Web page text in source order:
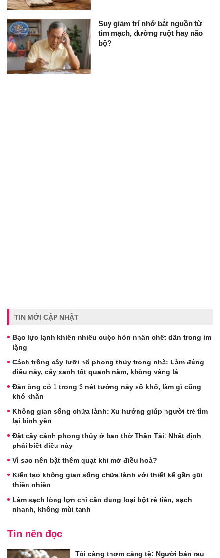
Suy giảm trí nhớ bắt nguồn từ
tim mạch, đường ruột hay não
bộ?
TIN MỚI CẬP NHẬT
Bạo lực lạnh khiến nhiều cuộc hôn nhân chết dần trong im
lặng
Cách trồng cây lưỡi hổ phong thủy trong nhà: Làm đúng
điều này, cây xanh tốt quanh năm, không vàng lá
Đàn ông có 1 trong 3 nét tướng này số khổ, làm gì cũng
khó khăn
Không gian sống chữa lành: Xu hướng giúp người trẻ tìm
lại bình yên
Đặt cây cảnh phong thủy ở ban thờ Thần Tài: Nhất định
phải biết điều này
Vì sao nên bật thêm quạt khi mở điều hoà?
Kiến tạo không gian sống chữa lành với thiết kế gần gũi
thiên nhiên
Làm sạch lòng lợn chỉ cần dùng loại bột rẻ tiền, sạch
nhanh, không mùi tanh
Tin nên đọc
Tỏi càng thơm càng tệ: Người bán rau